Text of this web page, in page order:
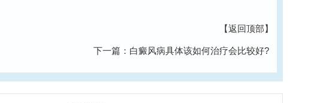
【返回顶部】
下一篇： 白癜风病具体该如何治疗会比较好?